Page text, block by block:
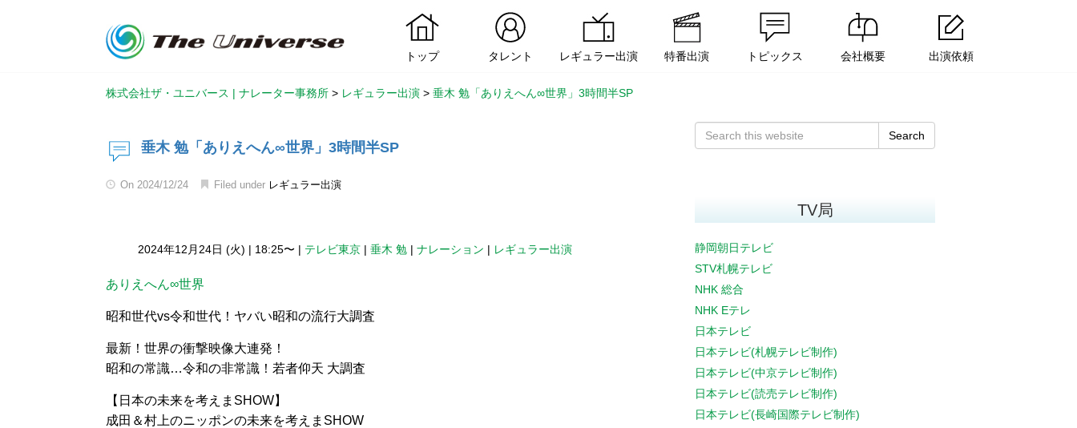
トップ タレント レギュラー出演 特番出演 トピックス 会社概要 出演依頼
株式会社ザ・ユニバース | ナレーター事務所 > レギュラー出演 > 垂木 勉「ありえへん∞世界」3時間半SP
垂木 勉「ありえへん∞世界」3時間半SP
On 2024/12/24 Filed under レギュラー出演
2024年12月24日 (火) | 18:25〜 | テレビ東京 | 垂木 勉 | ナレーション | レギュラー出演
ありえへん∞世界
昭和世代vs令和世代！ヤバい昭和の流行大調査
最新！世界の衝撃映像大連発！
昭和の常識…令和の非常識！若者仰天 大調査
【日本の未来を考えまSHOW】
成田＆村上のニッポンの未来を考えまSHOW
Search
TV局
静岡朝日テレビ
STV札幌テレビ
NHK 総合
NHK Eテレ
日本テレビ
日本テレビ(札幌テレビ制作)
日本テレビ(中京テレビ制作)
日本テレビ(読売テレビ制作)
日本テレビ(長崎国際テレビ制作)